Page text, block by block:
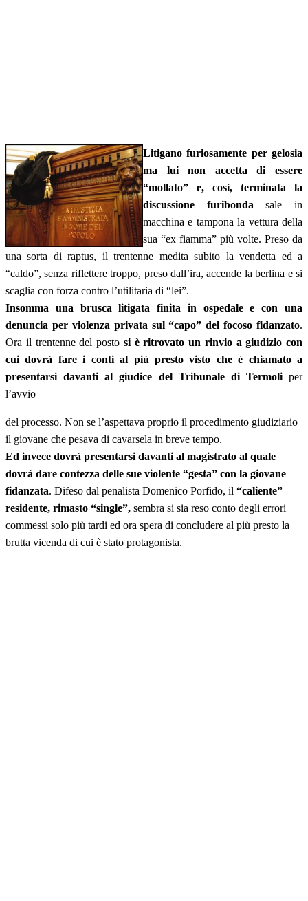
Litigano furiosamente per gelosia
ma lui non accetta di essere
“mollato” e, così, terminata la
discussione furibonda sale in
macchina e tampona la vettura della
sua “ex fiamma” più volte. Preso da
una sorta di raptus, il trentenne medita subito la vendetta ed a
“caldo”, senza riflettere troppo, preso dall’ira, accende la berlina e si
scaglia con forza contro l’utilitaria di “lei”.
Insomma una brusca litigata finita in ospedale e con una
denuncia per violenza privata sul “capo” del focoso fidanzato.
Ora il trentenne del posto si è ritrovato un rinvio a giudizio con
cui dovrà fare i conti al più presto visto che è chiamato a
presentarsi davanti al giudice del Tribunale di Termoliper
l’avvio
del processo. Non se l’aspettava proprio il procedimento giudiziario
il giovane che pesava di cavarsela in breve tempo.
Ed invece dovrà presentarsi davanti al magistrato al quale
dovrà dare contezza delle sue violente “gesta” con la giovane
fidanzata. Difeso dal penalista Domenico Porfido, il “caliente”
residente, rimasto “single”, sembra si sia reso conto degli errori
commessi solo più tardi ed ora spera di concludere al più presto la
brutta vicenda di cui è stato protagonista.